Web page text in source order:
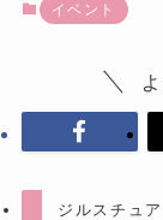
イベント
ジルスチュ